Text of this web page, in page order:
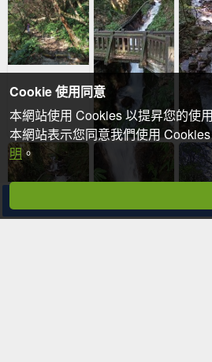
Cookie 使用同意
本網站使用 Cookies 以提昇您的使
本網站表示您同意我們使用
明。